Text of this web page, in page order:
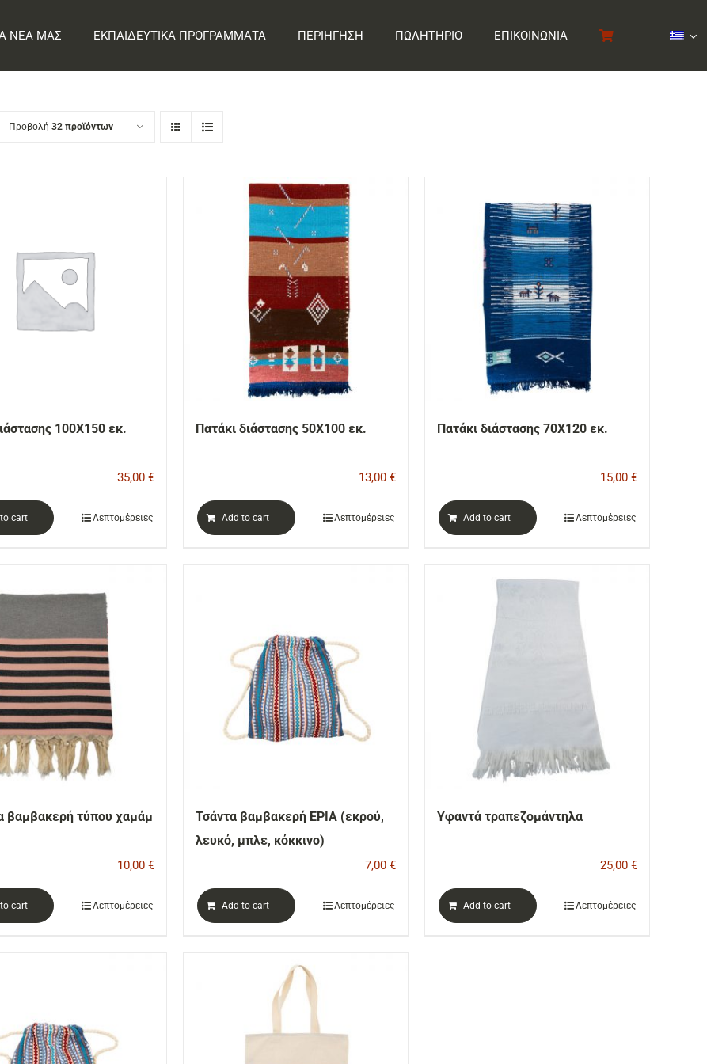
ΝΕΑ ΜΑΣ ΕΚΠΑΙΔΕΥΤΙΚΑ ΠΡΟΓΡΑΜΜΑΤΑ ΠΕΡΙΗΓΗΣΗ ΠΩΛΗΤΗΡΙΟ ΕΠΙΚΟΙΝΩΝΙΑ
Προβολή 32 προϊόντων
100Χ150 εκ.
35,00 €
cart Λεπτομέρειες
Πατάκι διάστασης 50Χ100 εκ.
13,00 €
Add to cart Λεπτομέρειες
Πατάκι διάστασης 70Χ120 εκ.
15,00 €
Add to cart Λεπτομέρειες
βαμβακερή τύπου χαμάμ
10,00 €
cart Λεπτομέρειες
Τσάντα βαμβακερή ΕΡΙΑ (εκρού,
λευκό, μπλε, κόκκινο)
7,00 €
Add to cart Λεπτομέρειες
Υφαντά τραπεζομάντηλα
25,00 €
Add to cart Λεπτομέρειες